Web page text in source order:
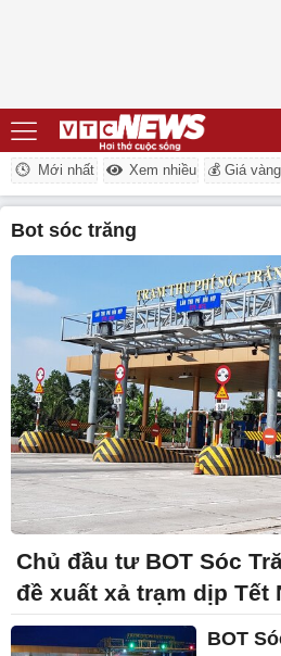
Mới nhất Xem nhiều 💰 Giá vàng
bot sóc trăng
Chủ đầu tư BOT Sóc
đề xuất xả trạm dịp Tết
BOT